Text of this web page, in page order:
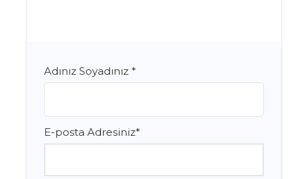
Adınız Soyadınız *
E-posta Adresiniz*